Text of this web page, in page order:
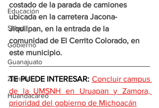
Educación
Salud
Gobierno
Guanajuato
Zamora
Huandacareo
costado de la parada de camiones
ubicada en la carretera Jacona-
Jiquilpan, en la entrada de la
comunidad de El Cerrito Colorado, en
este municipio.
TE PUEDE INTERESAR: Concluir campus
de la UMSNH en Uruapan y Zamora,
prioridad del gobierno de Michoacán